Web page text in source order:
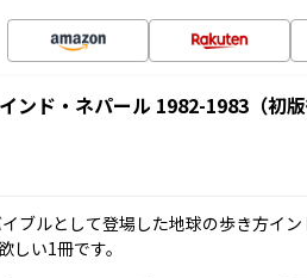
ンド・ネパール 1982-1983（初版
ブルとして登場した地球の歩き方イ
しい1冊です。